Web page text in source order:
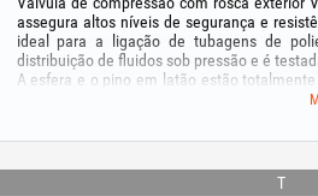
assegura altos níveis de segurança e
ideal para a ligação de tubagens de
distribuição de fluidos sob pressão e é
A esfera e o pino em latão estão
ou incrustações que possam comprometer
A válvula de compressão com rosca
compressão (Blu line Plus) e não requer
exterior BSP e manípulo ergonómico em
T